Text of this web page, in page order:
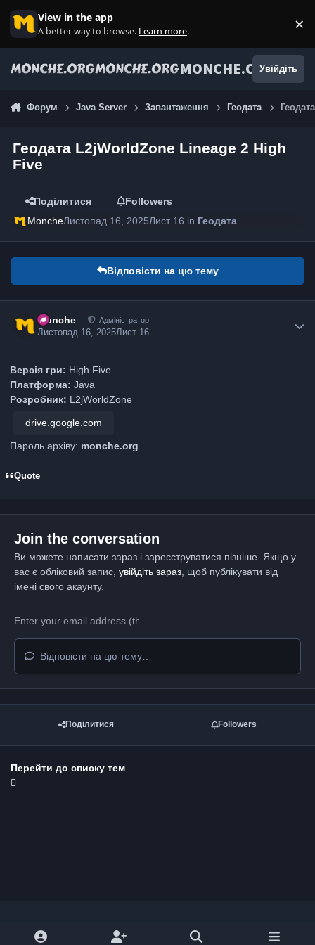
View in the app
A better way to browse. Learn more. ×
MONCHE.ORGУвійдіть
Форум Java Server Завантаження Геодата
Геодата L2jWorldZone Lineage 2 High
Five
Поділитися
Followers
MoncheЛистопад 16, 2025Лист 16 in Геодата
Відповісти на цю тему
Monche Адміністратор
Листопад 16, 2025Лист 16
Версія гри: High Five
Платформа: Java
Розробник: L2jWorldZone
drive.google.com
Пароль архіву: monche.org
Quote
Join the conversation
Ви можете написати зараз і зареєструватися пізніше. Якщо у
вас є обліковий запис, увійдіть зараз, щоб публікувати від
імені свого акаунту.
Відповісти на цю тему…
Поділитися Followers
Перейти до списку тем
Light ModeDark ModeSystem Preference